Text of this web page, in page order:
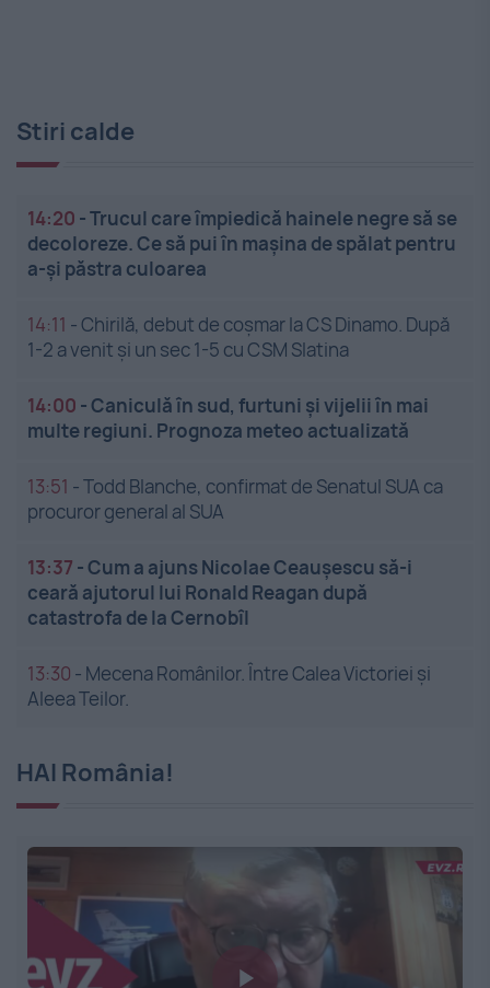
Stiri calde
14:20 -Trucul care împiedică hainele negre să se
decoloreze. Ce să pui în mașina de spălat pentru
a-și păstra culoarea
14:11 -Chirilă, debut de coșmar la CS Dinamo. După
1-2 a venit și un sec 1-5 cu CSM Slatina
14:00 -Caniculă în sud, furtuni și vijelii în mai
multe regiuni. Prognoza meteo actualizată
13:51 -Todd Blanche, confirmat de Senatul SUA ca
procuror general al SUA
13:37 -Cum a ajuns Nicolae Ceaușescu să-i
ceară ajutorul lui Ronald Reagan după
catastrofa de la Cernobîl
13:30 - Mecena Românilor. Între Calea Victoriei și
Aleea Teilor.
HAI România!